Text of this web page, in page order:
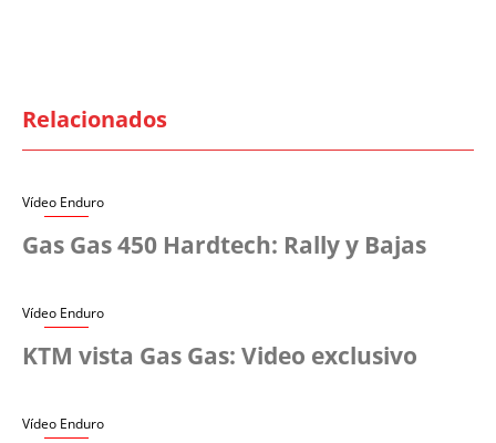
Relacionados
Vídeo Enduro
Gas Gas 450 Hardtech: Rally y Bajas
Vídeo Enduro
KTM vista Gas Gas: Video exclusivo
Vídeo Enduro